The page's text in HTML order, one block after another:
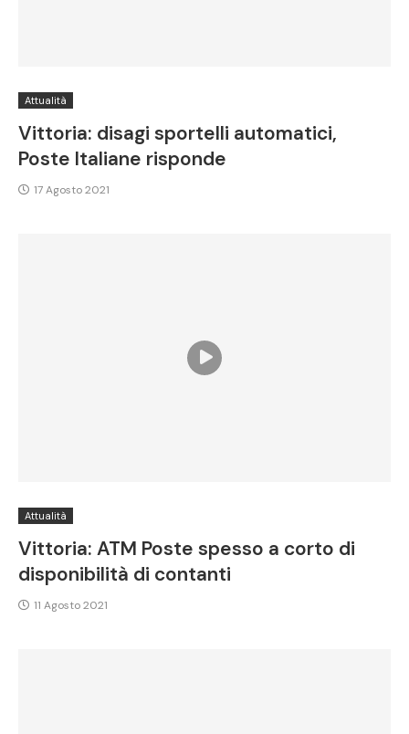
Attualità
Vittoria: disagi sportelli automatici,
Poste Italiane risponde
17 Agosto 2021
Attualità
Vittoria: ATM Poste spesso a corto di
disponibilità di contanti
11 Agosto 2021